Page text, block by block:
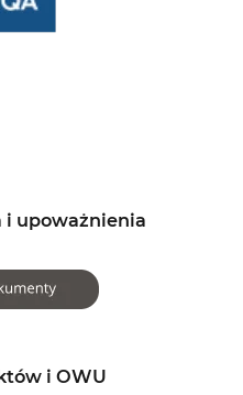
i upoważnienia
i OWU